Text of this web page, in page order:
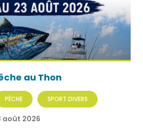
au Thon
PÊCHE SPORT DIVERS
août 2026